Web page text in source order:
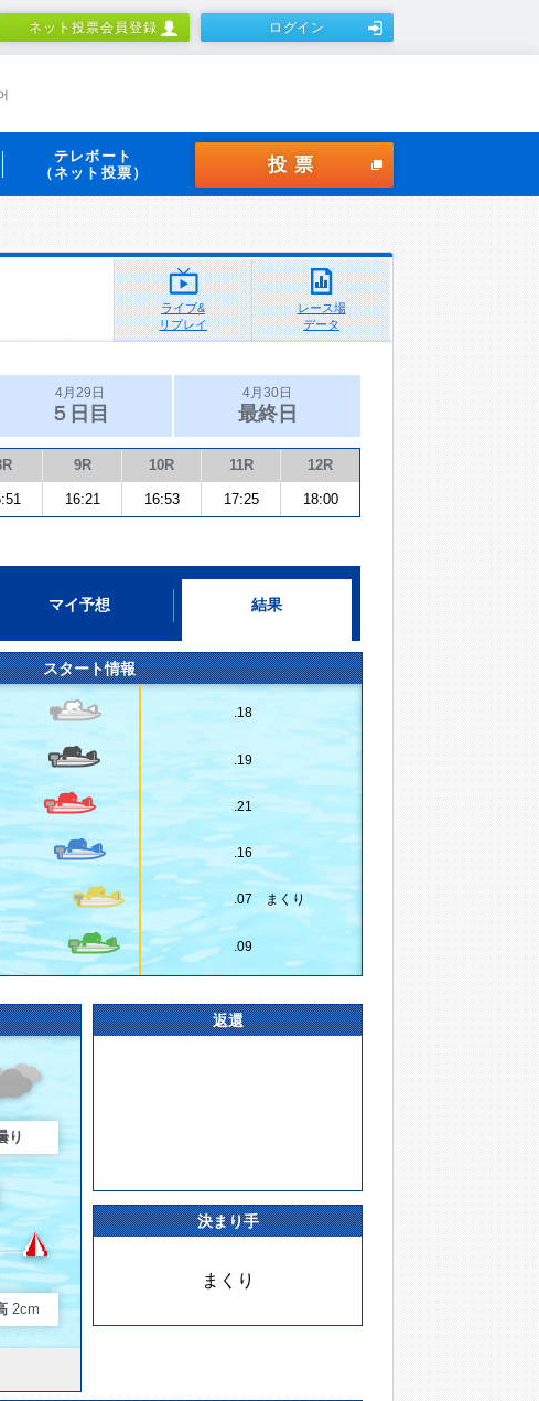
ネット投票会員登録 ログイン
テレボート
（ネット投票）
投票
ライブ&
リプレイ
レース場
データ
4月29日
５日目
4月30日
最終日
9R 10R 11R 12R
16:21 16:53 17:25 18:00
マイ予想 結果
スタート情報
.18
.19
.21
.16
.07 まくり
.09
り
2cm
返還
決まり手
まくり